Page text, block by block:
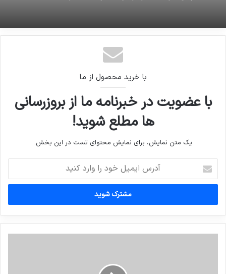
امیر قلعه نویی سرمربی تیم ذوب آهن به طور رسمی
قرارداد خود را با این تیم ثبت کرد
با خرید محصول از ما
با عضویت در خبرنامه ما از بروزرسانی
ها مطلع شوید!
یک متن نمایش، برای نمایش محتوای تست در این بخش.
ایمیل
خود
وارد
کنید